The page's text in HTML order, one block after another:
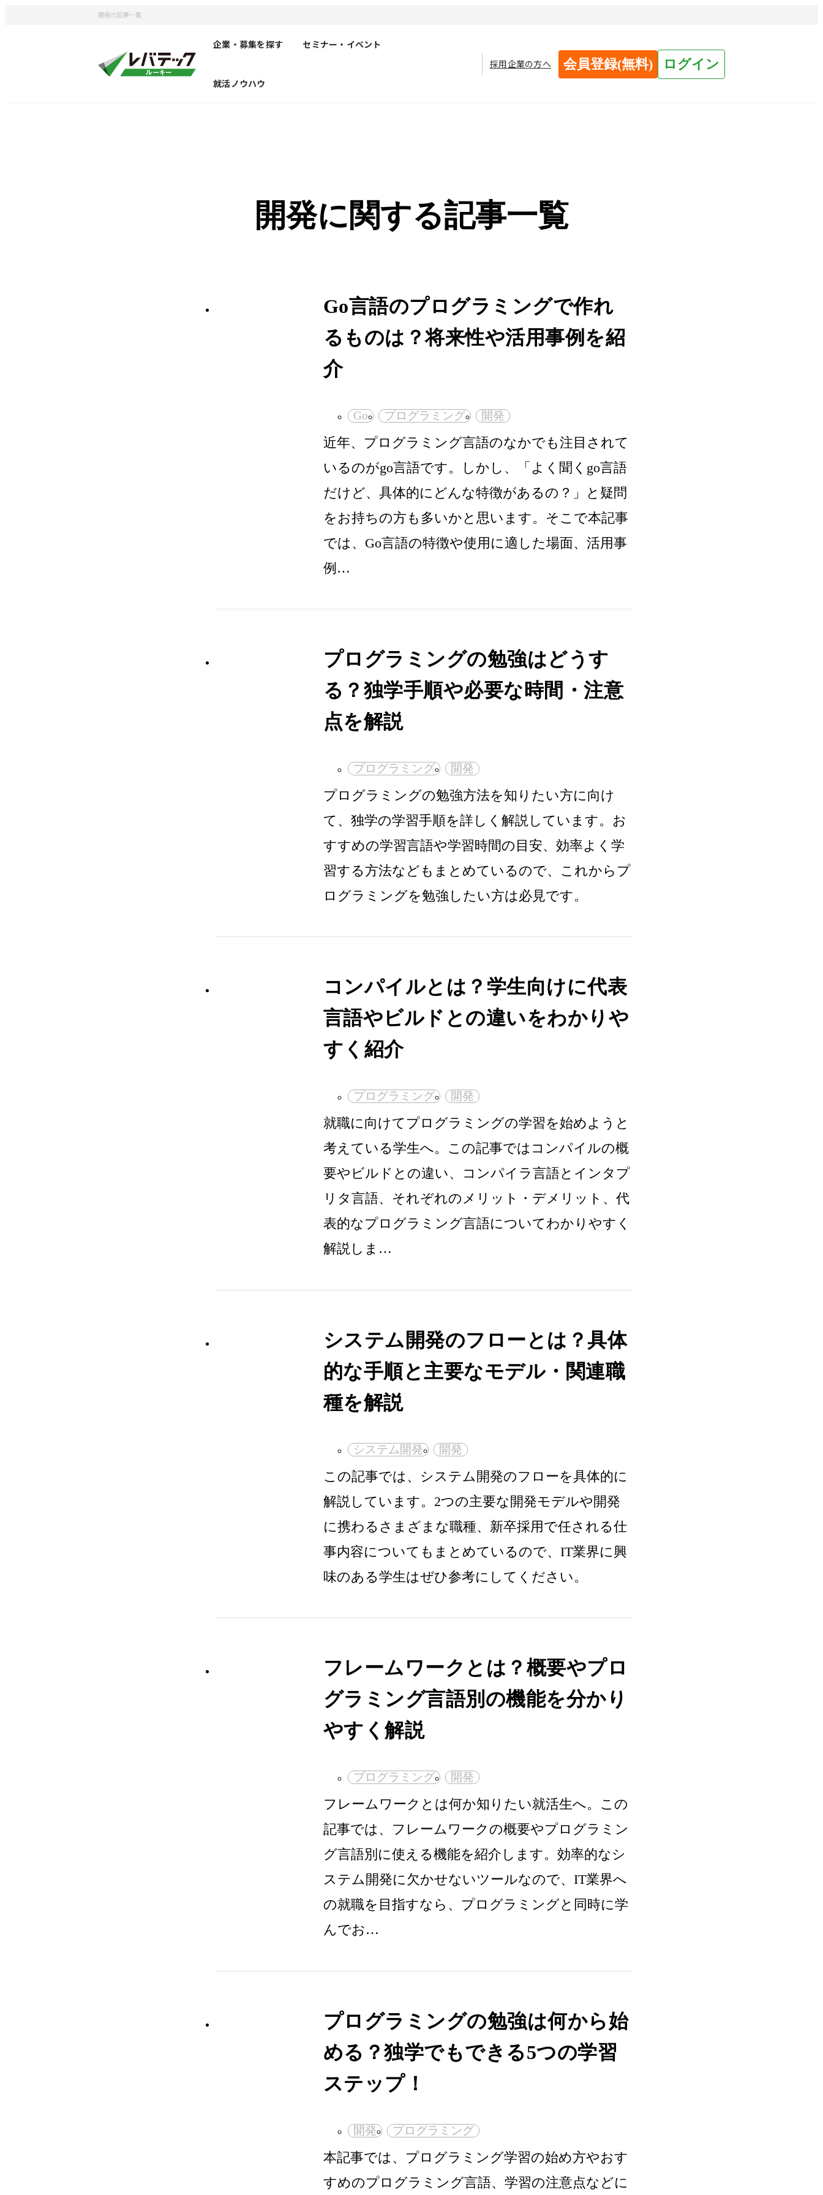
開発の記事一覧
企業・募集を探す セミナー・イベント
就活ノウハウ
採用企業の方へ 会員登録(無料) ログイン
開発に関する記事一覧
Go言語のプログラミングで作れ
るものは？将来性や活用事例を紹
介
Go プログラミング 開発
近年、プログラミング言語のなかでも注目されて
いるのがgo言語です。しかし、「よく聞くgo言語
だけど、具体的にどんな特徴があるの？」と疑問
をお持ちの方も多いかと思います。そこで本記事
では、Go言語の特徴や使用に適した場面、活用事
例…
プログラミングの勉強はどうす
る？独学手順や必要な時間・注意
点を解説
プログラミング 開発
プログラミングの勉強方法を知りたい方に向け
て、独学の学習手順を詳しく解説しています。お
すすめの学習言語や学習時間の目安、効率よく学
習する方法などもまとめているので、これからプ
ログラミングを勉強したい方は必見です。
コンパイルとは？学生向けに代表
言語やビルドとの違いをわかりや
すく紹介
プログラミング 開発
就職に向けてプログラミングの学習を始めようと
考えている学生へ。この記事ではコンパイルの概
要やビルドとの違い、コンパイラ言語とインタプ
リタ言語、それぞれのメリット・デメリット、代
表的なプログラミング言語についてわかりやすく
解説しま…
システム開発のフローとは？具体
的な手順と主要なモデル・関連職
種を解説
システム開発 開発
この記事では、システム開発のフローを具体的に
解説しています。2つの主要な開発モデルや開発
に携わるさまざまな職種、新卒採用で任される仕
事内容についてもまとめているので、IT業界に興
味のある学生はぜひ参考にしてください。
フレームワークとは？概要やプロ
グラミング言語別の機能を分かり
やすく解説
プログラミング 開発
フレームワークとは何か知りたい就活生へ。この
記事では、フレームワークの概要やプログラミン
グ言語別に使える機能を紹介します。効率的なシ
ステム開発に欠かせないツールなので、IT業界へ
の就職を目指すなら、プログラミングと同時に学
んでお…
プログラミングの勉強は何から始
める？独学でもできる5つの学習
ステップ！
開発 プログラミング
本記事では、プログラミング学習の始め方やおす
すめのプログラミング言語、学習の注意点などに